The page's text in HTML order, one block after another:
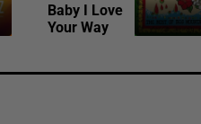
Baby I Love
Your Way